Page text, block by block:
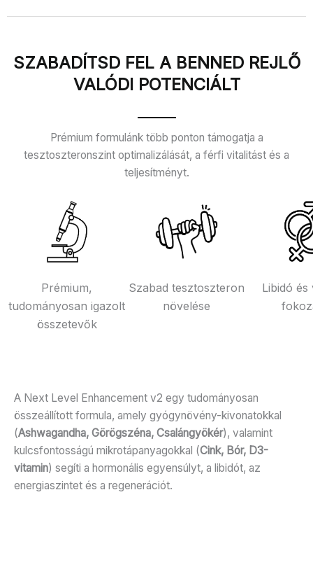
SZABADÍTSD FEL A BENNED REJLŐ
VALÓDI POTENCIÁLT
Prémium formulánk több ponton támogatja a
tesztoszteronszint optimalizálását, a férfi vitalitást és a
teljesítményt.
Prémium,
tudományosan igazolt
összetevők
Szabad tesztoszteron
növelése
Libidó és
A Next Level Enhancement v2 egy tudományosan
összeállított formula, amely gyógynövény-kivonatokkal
(Ashwagandha, Görögszéna, Csalángyökér), valamint
kulcsfontosságú mikrotápanyagokkal (Cink, Bór, D3-
vitamin) segíti a hormonális egyensúlyt, a libidót, az
energiaszintet és a regenerációt.